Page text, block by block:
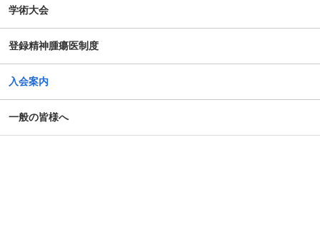
学術大会
登録精神腫瘍医制度
入会案内
一般の皆様へ